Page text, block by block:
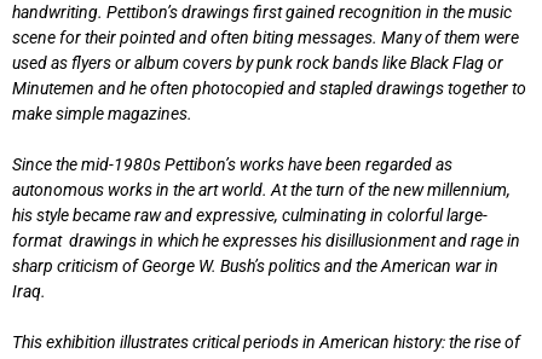
handwriting. Pettibon’s drawings first gained recognition in the music
scene for their pointed and often biting messages. Many of them were
used as flyers or album covers by punk rock bands like Black Flag or
Minutemen and he often photocopied and stapled drawings together to
make simple magazines.
Since the mid-1980s Pettibon’s works have been regarded as
autonomous works in the art world. At the turn of the new millennium,
his style became raw and expressive, culminating in colorful large-
format drawings in which he expresses his disillusionment and rage in
sharp criticism of George W. Bush’s politics and the American war in
Iraq.
This exhibition illustrates critical periods in American history: the rise of